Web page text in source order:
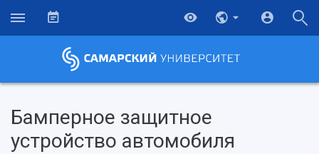
Бамперное защитное
устройство автомобиля